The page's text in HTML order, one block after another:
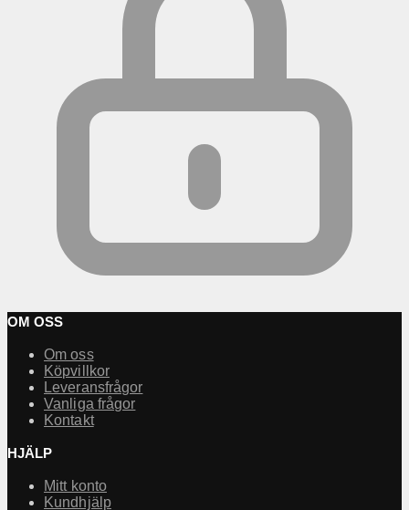
OM OSS
Om oss
Köpvillkor
Leveransfrågor
Vanliga frågor
Kontakt
HJÄLP
Mitt konto
Kundhjälp